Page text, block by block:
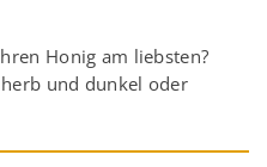
Honig am liebsten?
und dunkel oder